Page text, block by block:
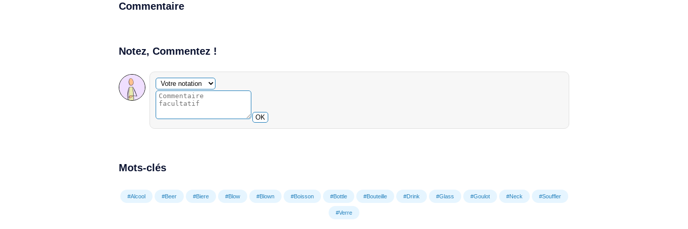
Commentaire
Notez, Commentez !
Commentaire facultatif
Votre notation
OK
Mots-clés
#Alcool #Beer #Biere #Blow #Blown #Boisson #Bottle #Bouteille #Drink #Glass #Goulot #Neck #Souffler
#Verre